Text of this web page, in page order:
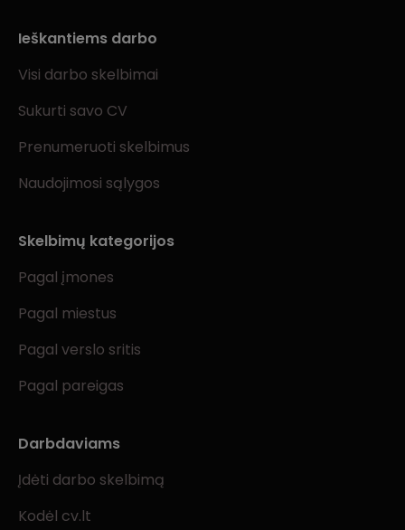
Ieškantiems darbo
Visi darbo skelbimai
Sukurti savo CV
Prenumeruoti skelbimus
Naudojimosi sąlygos
Skelbimų kategorijos
Pagal įmones
Pagal miestus
Pagal verslo sritis
Pagal pareigas
Darbdaviams
Įdėti darbo skelbimą
Kodėl cv.lt